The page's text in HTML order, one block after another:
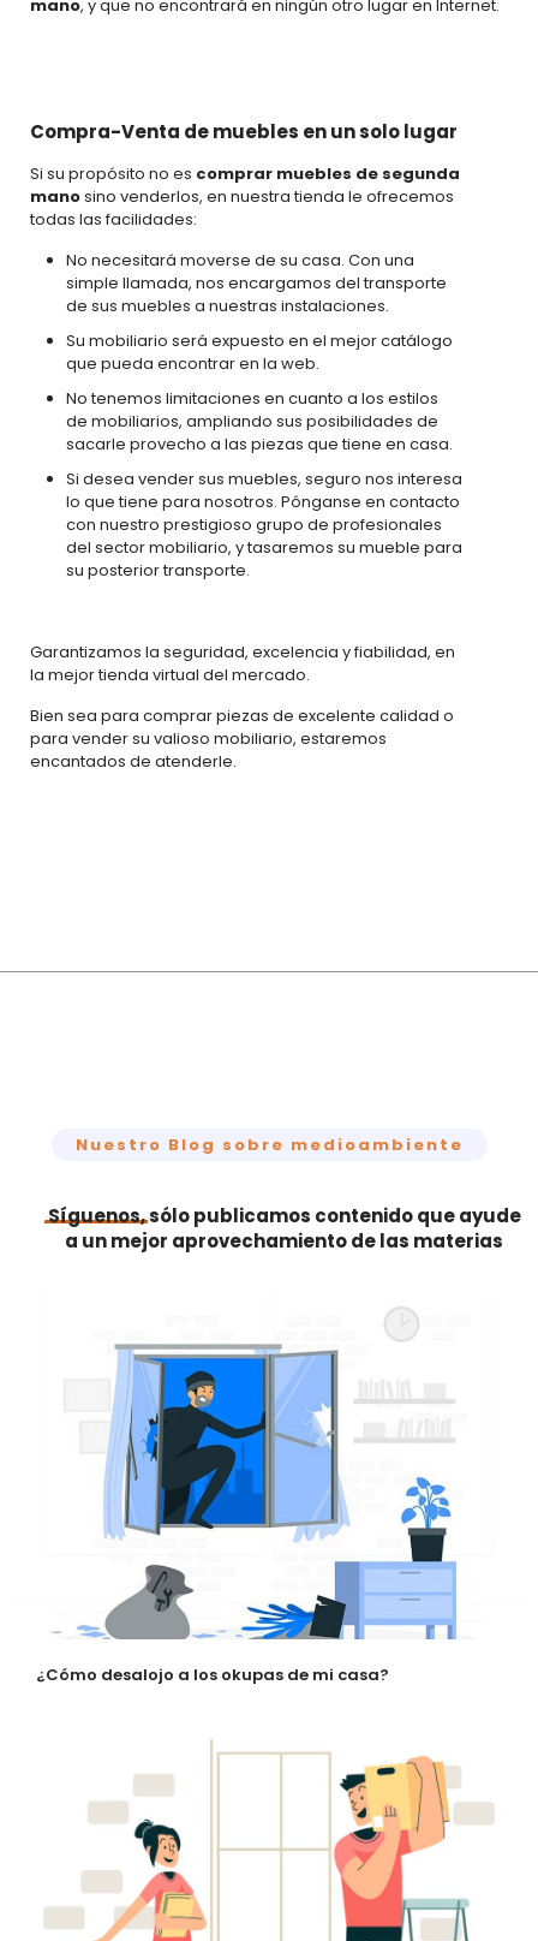
mano, y que no encontrará en ningún otro lugar en Internet.
Compra-Venta de muebles en un solo lugar
Si su propósito no es comprar muebles de segunda
manosino venderlos, en nuestra tienda le ofrecemos
todas las facilidades:
No necesitará moverse de su casa. Con una
simple llamada, nos encargamos del transporte
de sus muebles a nuestras instalaciones.
Su mobiliario será expuesto en el mejor catálogo
que pueda encontrar en la web.
No tenemos limitaciones en cuanto a los estilos
de mobiliarios, ampliando sus posibilidades de
sacarle provecho a las piezas que tiene en casa.
Si desea vender sus muebles, seguro nos interesa
lo que tiene para nosotros. Pónganse en contacto
con nuestro prestigioso grupo de profesionales
del sector mobiliario, y tasaremos su mueble para
su posterior transporte.
Garantizamos la seguridad, excelencia y fiabilidad, en
la mejor tienda virtual del mercado.
Bien sea para comprar piezas de excelente calidad o
para vender su valioso mobiliario, estaremos
encantados de atenderle.
Nuestro Blog sobre medioambiente
Síguenos,sólo publicamos contenido que ayude
a un mejor aprovechamiento de las materias
¿Cómo desalojo a los okupas de mi casa?